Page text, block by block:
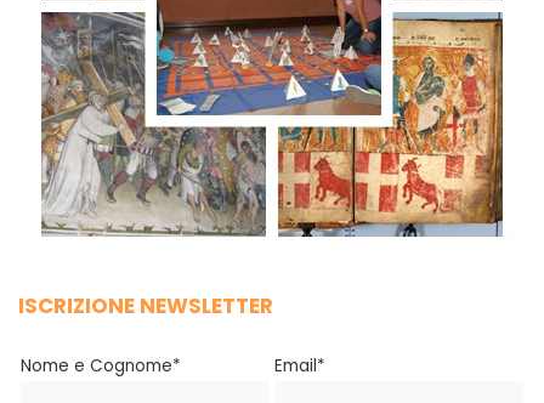
ISCRIZIONE NEWSLETTER
Nome e Cognome* Email*